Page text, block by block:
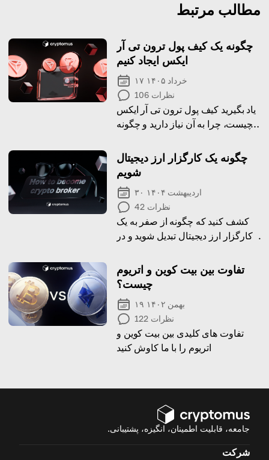
مطالب مرتبط
چگونه یک کیف پول ترون تی آر
ایکس ایجاد کنیم
۱۷ خرداد ۱۴۰۵
106 نظرات
یاد بگیرید کیف پول ترون تی آر ایکس
چیست، چرا به آن نیاز دارید و چگونه
چگونه یک کارگزار ارز دیجیتال
شویم
۳۰ اردیبهشت ۱۴۰۴
42 نظرات
کشف کنید که چگونه از صفر به یک
کارگزار ارز دیجیتال تبدیل شوید و در
تفاوت بین بیت کوین و اتریوم
چیست؟
۱۹ بهمن ۱۴۰۲
122 نظرات
تفاوت های کلیدی بین بیت کوین و
اتریوم را با ما کاوش کنید
جامعه، قابلیت اطمینان، انگیزه، پشتیبانی.
شرکت